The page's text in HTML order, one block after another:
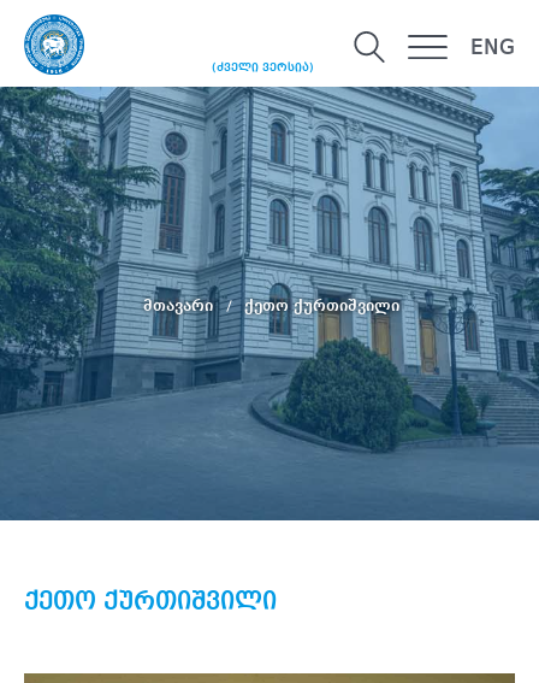
(ძველი ვერსია)
ENG
მთავარი ქეთო ქურთიშვილი
ქეთო ქურთიშვილი